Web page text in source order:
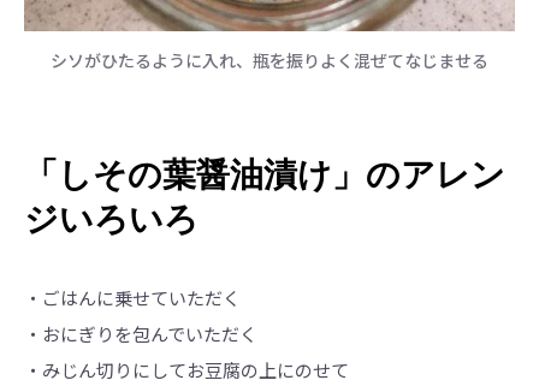
シソがひたるように入れ、瓶を振りよく混ぜてなじませる
「しその葉醤油漬け」のアレン
ジいろいろ
・ごはんに乗せていただく
・おにぎりを包んでいただく
・みじん切りにしてお豆腐の上にのせて